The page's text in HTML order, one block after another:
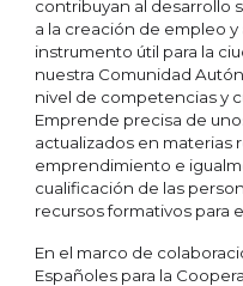
contribuyan al desarrollo
a la creación de empleo
instrumento útil para la
nuestra Comunidad
nivel de competencias y
Emprende precisa de
actualizados en materias
emprendimiento e
cualificación de las
recursos formativos para
En el marco de
Españoles para la